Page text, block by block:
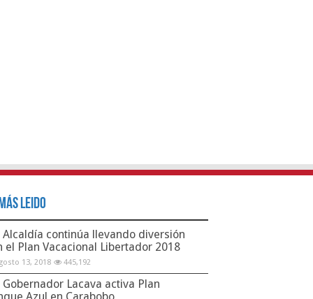
Leido
Alcaldía continúa llevando diversión
el Plan Vacacional Libertador 2018
13, 2018 445,192
Gobernador Lacava activa Plan
Azul en Carabobo